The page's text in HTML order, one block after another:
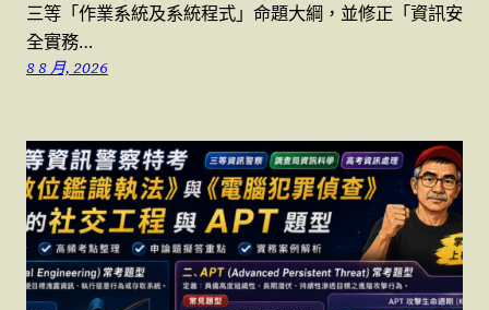
三等「作業系統及系統程式」命題大綱，並修正「資訊安
全實務…
8 8 月, 2026